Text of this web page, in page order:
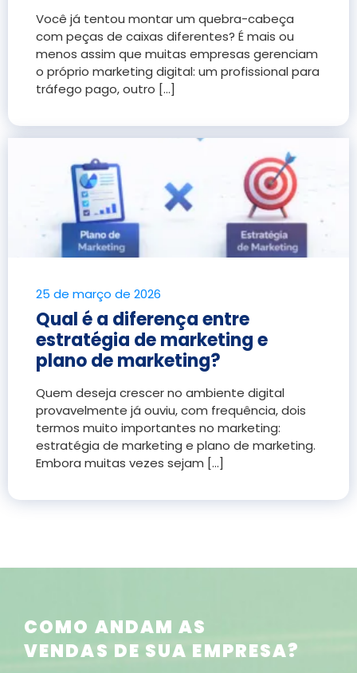
Você já tentou montar um quebra-cabeça
com peças de caixas diferentes? É mais ou
menos assim que muitas empresas gerenciam
o próprio marketing digital: um profissional para
tráfego pago, outro [...]
25 de março de 2026
Qual é a diferença entre
estratégia de marketing e
plano de marketing?
Quem deseja crescer no ambiente digital
provavelmente já ouviu, com frequência, dois
termos muito importantes no marketing:
estratégia de marketing e plano de marketing.
Embora muitas vezes sejam [...]
COMO ANDAM AS
VENDAS DE SUA EMPRESA?